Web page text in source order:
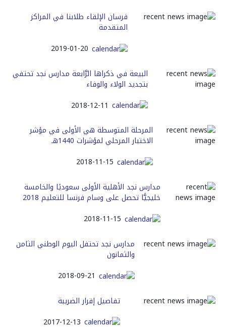
فرسان الإلقاء طلابنا في المراكز
المتقدمة
2019-01-20
البيعة في ذكراها الرَّابعة مدارس نجد تحتفي
بتجديد الولاء والوفاء
2018-12-11
المرحلة المتوسطة هي الأولى في مؤشر
الاختبار المرحلي لمؤشرات 1440هـ
2018-11-15
مدارس نجد الأهلية الأولى سعوديًا والخامسة
خليجيًّا تحصل على وسام فرنسا للتعليم 2018
2018-11-15
مدارس نجد تحتفل اليوم الوطني الثامن
والثمانون
2018-09-21
تفاصيل إقرار الضريبة
2017-12-13